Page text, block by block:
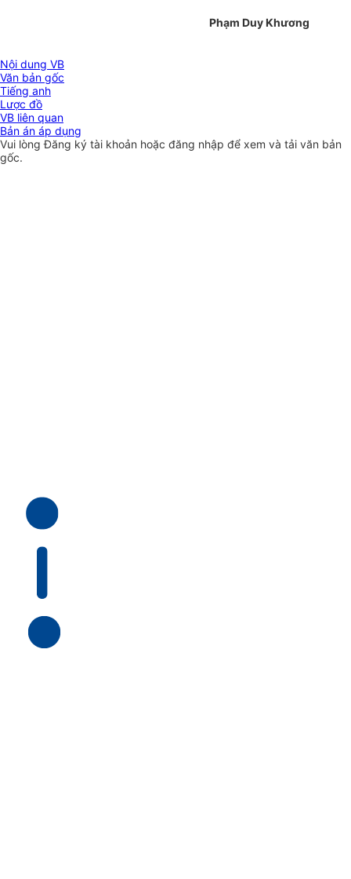
Phạm Duy Khương
Nội dung VB
Văn bản gốc
Tiếng anh
Lược đồ
VB liên quan
Bản án áp dụng
Vui lòngĐăng ký tài khoản hoặc đăng nhập để xem và tải văn bản
gốc.